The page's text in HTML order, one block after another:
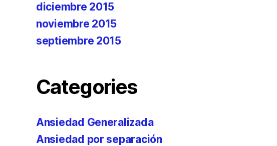
diciembre 2015
noviembre 2015
septiembre 2015
Categories
Ansiedad Generalizada
Ansiedad por separación